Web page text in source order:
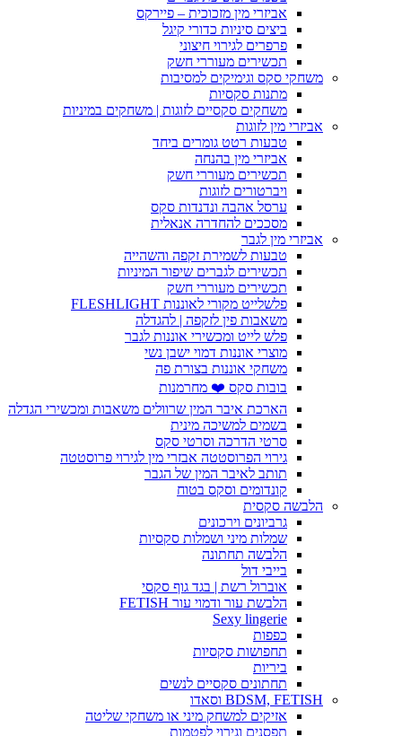
אביזרי מין מזכוכית – פיירקס
ביצים סיניות כדורי קיגל
פרפרים לגירוי חיצוני
תכשירים מעוררי חשק
משחקי סקס וגימיקים למסיבות
מתנות סקסיות
משחקים סקסיים לזוגות | משחקים במיניות
אביזרי מין לזוגות
טבעות רטט גומרים ביחד
אביזרי מין בהנחה
תכשירים מעוררי חשק
ויברטורים לזוגות
ערסל אהבה ונדנדות סקס
מסככים להחדרה אנאלית
אביזרי מין לגבר
טבעות לשמירת זקפה והשהייה
תכשירים לגברים שיפור המיניות
תכשירים מעוררי חשק
פלשלייט מקורי לאוננות FLESHLIGHT
משאבות פין לזקפה | להגדלה
פלש לייט ומכשירי אוננות לגבר
מוצרי אוננות דמוי ישבן נשי
משחקי אוננות בצורת פה
בובות סקס ❤️ מחרמנות
הארכת איבר המין שרוולים משאבות ומכשירי הגדלה
בשמים למשיכה מינית
סרטי הדרכה וסרטי סקס
גירוי הפרוסטטה אבזרי מין לגירוי פרוסטטה
תותב לאיבר המין של הגבר
קונדומים וסקס בטוח
הלבשה סקסית
גרביונים וירכונים
שמלות מיני ושמלות סקסיות
הלבשה תחתונה
בייבי דול
אוברול רשת | בגד גוף סקסי
הלבשת עור ודמוי עור FETISH
Sexy lingerie
כפפות
תחפושות סקסיות
ביריות
תחתונים סקסיים לנשים
BDSM, FETISH וסאדו
אזיקים למשחק מיני או משחקי שליטה
תפסנים וגירוי לפטמות